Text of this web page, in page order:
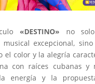
«DESTINO» no
musical excepcional,
el color y la alegría
con raíces cubanas y
energía y la